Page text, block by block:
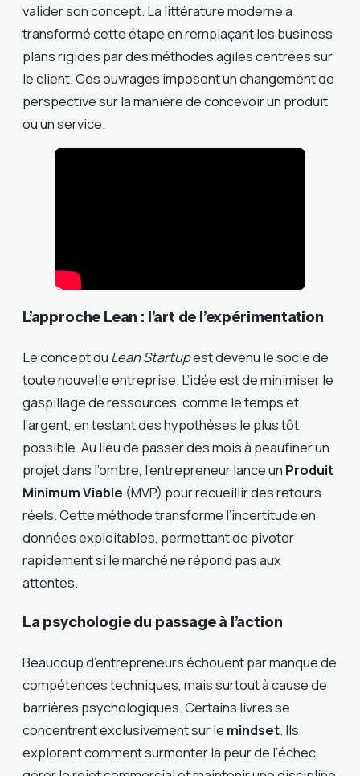
valider son concept. La littérature moderne a
transformé cette étape en remplaçant les business
plans rigides par des méthodes agiles centrées sur
le client. Ces ouvrages imposent un changement de
perspective sur la manière de concevoir un produit
ou un service.
L’approche Lean : l’art de l’expérimentation
Le concept du Lean Startupest devenu le socle de
toute nouvelle entreprise. L’idée est de minimiser le
gaspillage de ressources, comme le temps et
l’argent, en testant des hypothèses le plus tôt
possible. Au lieu de passer des mois à peaufiner un
projet dans l’ombre, l’entrepreneur lance un Produit
Minimum Viable (MVP) pour recueillir des retours
réels. Cette méthode transforme l’incertitude en
données exploitables, permettant de pivoter
rapidement si le marché ne répond pas aux
attentes.
La psychologie du passage à l’action
Beaucoup d’entrepreneurs échouent par manque de
compétences techniques, mais surtout à cause de
barrières psychologiques. Certains livres se
concentrent exclusivement sur le mindset. Ils
explorent comment surmonter la peur de l’échec,